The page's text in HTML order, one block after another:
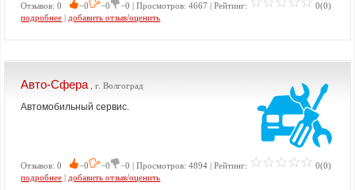
Отзывов: 0 −0 −0 −0 | Просмотров: 4667 | Рейтинг:
0(0)
подробнее | добавить отзыв/оценить
Авто-Сфера , г. Волгоград
Автомобильный сервис.
Отзывов: 0 −0 −0 −0 | Просмотров: 4894 | Рейтинг:
0(0)
подробнее | добавить отзыв/оценить